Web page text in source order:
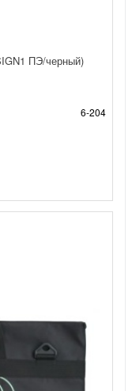
ПЭ/черный)
6-204